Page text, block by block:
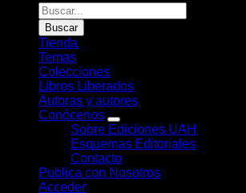
Búsqueda
de
Libros
Buscar
Tienda
Temas
Colecciones
Libros Liberados
Autoras y autores
Conócenos
Sobre Ediciones UAH
Esquemas Editoriales
Contacto
Publica con Nosotros
Acceder